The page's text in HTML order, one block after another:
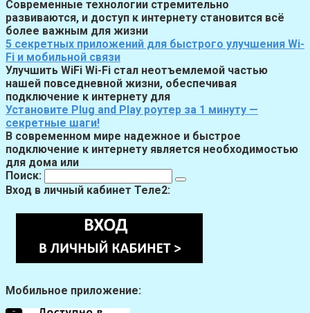
Современные технологии стремительно
развиваются, и доступ к интернету становится всё
более важным для жизни
5 секретных приложений для быстрого улучшения Wi-
Fi и мобильной связи
Улучшить WiFi Wi-Fi стал неотъемлемой частью
нашей повседневной жизни, обеспечивая
подключение к интернету для
Установите Plug and Play роутер за 1 минуту —
секретные шаги!
В современном мире надежное и быстрое
подключение к интернету является необходимостью
для дома или
Поиск:
Вход в личный кабинет Теле2:
Мобильное приложение: